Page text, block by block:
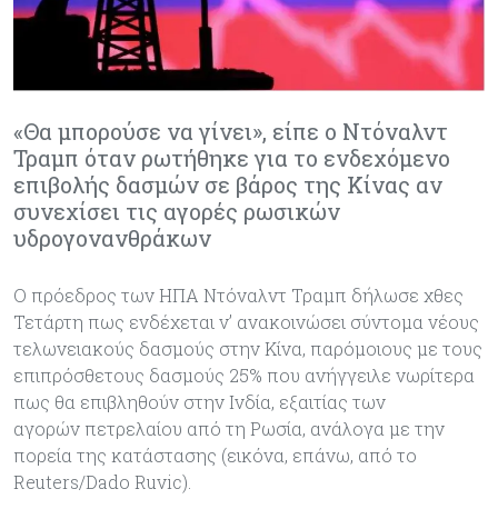
«Θα μπορούσε να γίνει», είπε ο Ντόναλντ
Τραμπ όταν ρωτήθηκε για το ενδεχόμενο
επιβολής δασμών σε βάρος της Κίνας αν
συνεχίσει τις αγορές ρωσικών
υδρογονανθράκων
Ο πρόεδρος των ΗΠΑ Ντόναλντ Τραμπ δήλωσε χθες
Τετάρτη πως ενδέχεται ν’ ανακοινώσει σύντομα νέους
τελωνειακούς δασμούς στην Κίνα, παρόμοιους με τους
επιπρόσθετους δασμούς 25% που ανήγγειλε νωρίτερα
πως θα επιβληθούν στην Ινδία, εξαιτίας των
αγορών πετρελαίου από τη Ρωσία, ανάλογα με την
πορεία της κατάστασης (εικόνα, επάνω, από το
Reuters/Dado Ruvic).